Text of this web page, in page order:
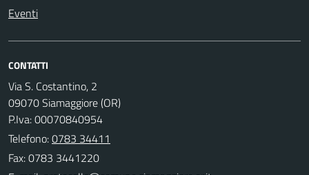
Eventi
CONTATTI
Via S. Costantino, 2
09070 Siamaggiore (OR)
P.Iva: 00070840954
Telefono:0783 34411
Fax: 0783 3441220